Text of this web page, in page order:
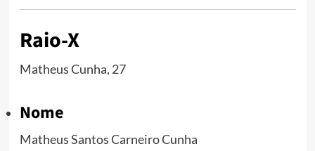
Raio-X
Matheus Cunha, 27
Nome
Matheus Santos Carneiro Cunha